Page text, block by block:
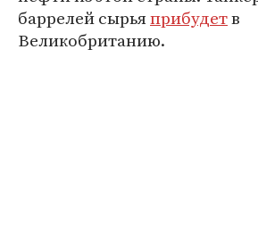
баррелей сырьяприбудетв
Великобританию.